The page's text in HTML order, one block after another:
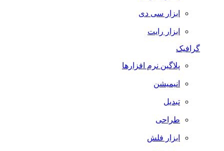
ابزار سی دی
ابزار رایت
گرافیک
پلاگین نرم افزارها
انیمیشن
تبدیل
طراحی
ابزار فلش